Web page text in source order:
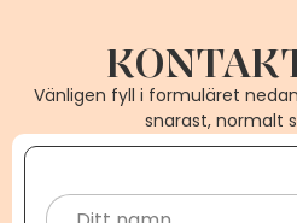
Vänligen fyll i formuläret
snarast, normalt